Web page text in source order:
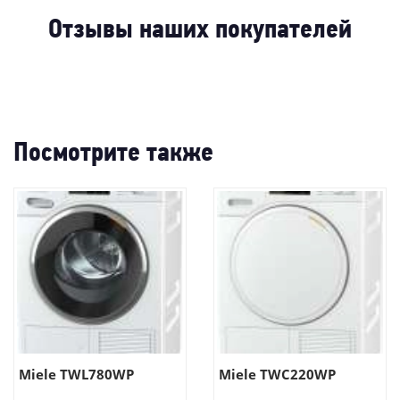
Отзывы наших покупателей
Посмотрите также
Miele TWL780WP Miele TWC220WP